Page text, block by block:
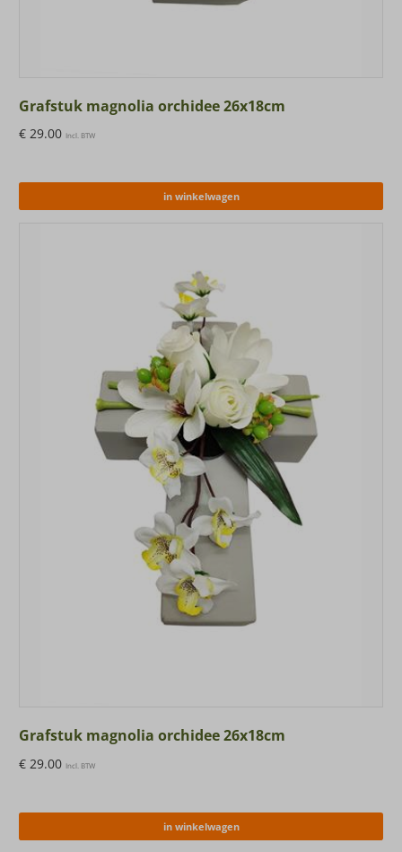
Grafstuk magnolia orchidee 26x18cm
€ 29.00 Incl. BTW
in winkelwagen
Grafstuk magnolia orchidee 26x18cm
€ 29.00 Incl. BTW
in winkelwagen